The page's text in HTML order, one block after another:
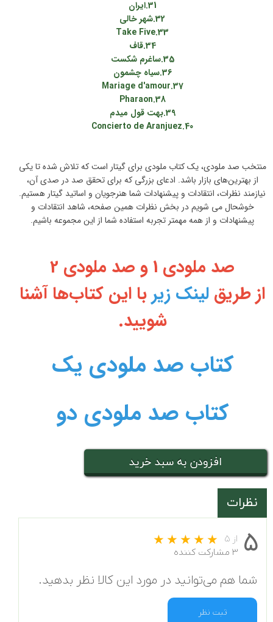
31.ایران
32.شهر خالی
33.Take Five
34.قاف
35.ساغرم شکست
36.سیاه چشمون
37.Mariage d'amour
38.Pharaon
39.بهت قول میدم
40.Concierto de Aranjuez
منتخب صد ملودی، یک کتاب ملودی برای گیتار است که تلاش شده تا یکی
از بهترین‌های بازار باشد. ادعای بزرگی که برای تحقق صد در صدی آن،
نیازمند نظرات، انتقادات و پیشنهادات شما هنرجویان و اساتید گیتار هستیم.
خوشحال می شویم در بخش نظرات همین صفحه، شاهد انتقادات و
پیشنهادات و از همه مهمتر تجربه استفاده شما از این مجموعه باشیم.
صد ملودی 1 و صد ملودی 2
از طریق لینک زیر با این کتاب‌ها آشنا
شویید.
کتاب صد ملودی یک
کتاب صد ملودی دو
افزودن به سبد خرید
نظرات
۵ از ۵
۳ مشارکت کننده
شما هم می‌توانید در مورد این کالا نظر بدهید.
ثبت نظر